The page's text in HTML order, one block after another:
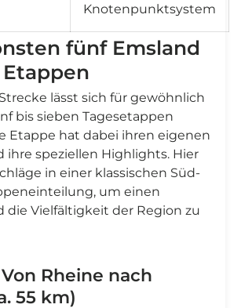
Knotenpunktsystem
fünf Emsland
lässt sich für gewöhnlich
bis sieben Tagesetappen
Etappe hat dabei ihren eigenen
ihre speziellen Highlights. Hier
in einer klassischen Süd-
um einen
die Vielfältigkeit der Region zu
Von Rheine nach
55 km)